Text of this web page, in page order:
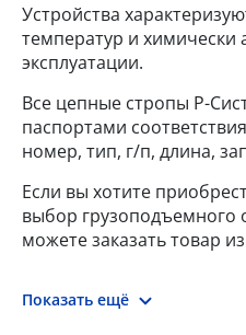
Устройства
температур и химически
эксплуатации.
Все цепные стропы Р-
паспортами
номер, тип, г/п, длина,
Если вы хотите
выбор грузоподъемного
можете заказать товар
Показать ещё